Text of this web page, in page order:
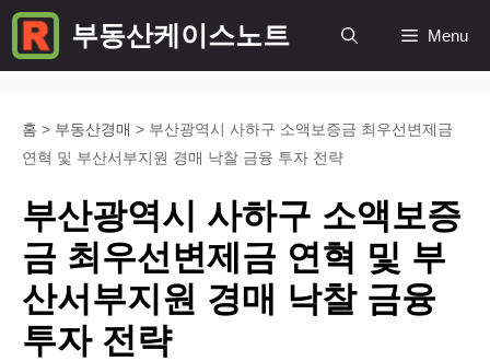
컨
텐
부동산케이스노트 Menu
홈 > 부동산경매 > 부산광역시 사하구 소액보증금 최우선변제금
연혁 및 부산서부지원 경매 낙찰 금융 투자 전략
부산광역시 사하구 소액보증
금 최우선변제금 연혁 및 부
산서부지원 경매 낙찰 금융
투자 전략